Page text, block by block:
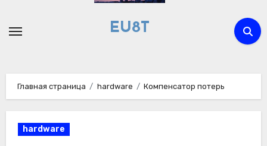
EU8T
Главная страница hardware Компенсатор потерь
hardware